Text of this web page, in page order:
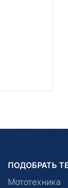
ПОДОБРАТЬ
Мототехника